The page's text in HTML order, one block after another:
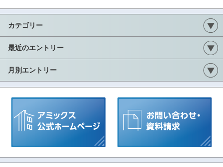
カテゴリー
最近のエントリー
月別エントリー